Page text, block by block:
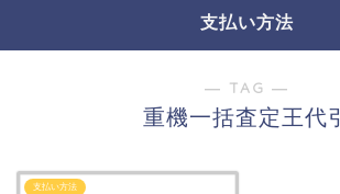
支払い方法
― TAG ―
重機一括査定王代引
支払い方法